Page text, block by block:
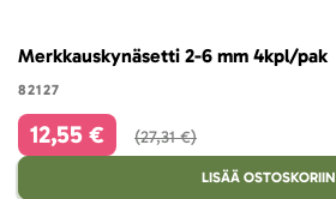
Merkkauskynäsetti 2-6 mm 4kpl/pak
82127
12,55 € 27,31 €
LISÄÄ OSTOSKORIIN